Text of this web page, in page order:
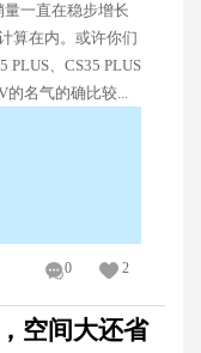
一直在稳步增长
算在内。或许你们
PLUS、CS35 PLUS
的名气的确比较...
0 2
空间大还省